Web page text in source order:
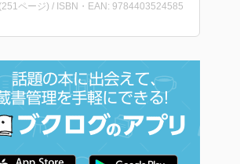
ページ) / ISBN・EAN: 9784403524585